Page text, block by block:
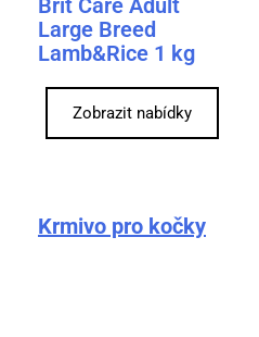
Brit Care Adult
Large Breed
Lamb&Rice 1 kg
Zobrazit nabídky
Krmivo pro kočky